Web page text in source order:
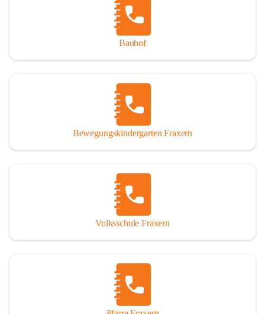
Bauhof
Bewegungskindergarten Fraxern
Volksschule Fraxern